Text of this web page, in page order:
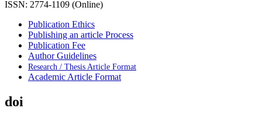
ISSN: 2774-1109 (Online)
Publication Ethics
Publishing an article Process
Publication Fee
Author Guidelines
Research / Thesis Article Format
Academic Article Format
doi